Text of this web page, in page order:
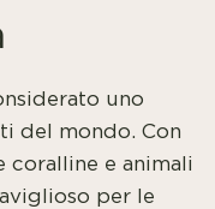
uno
del mondo. Con
coralline e animali
per le